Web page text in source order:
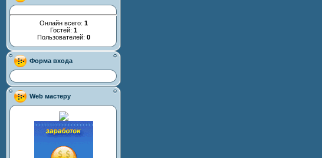
Онлайн всего: 1
Гостей: 1
Пользователей: 0
Форма входа
Web мастеру